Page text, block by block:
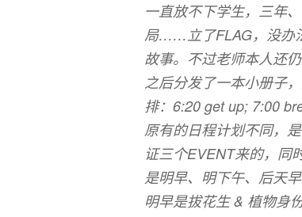
一直放不下学生，三年
局……立了FLAG，没办
故事。不过老师本人还
之后分发了一本小册子
排：6:20 get up; 7:00
原有的日程计划不同，
证三个EVENT来的，同
是明早、明下午、后天
明早是拔花生 & 植物身